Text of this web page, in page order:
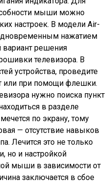
мыши можно
настроек. В модели Air-
нажатием
вариант решения
телевизора. В
устройства, проведите
или при помощи флешки.
нужно поиска пункт
в разделе
по экрану, тому
— отсутствие навыков
Лечится это не только
но и настройкой
мыши в зависимости от
заключается в сбое